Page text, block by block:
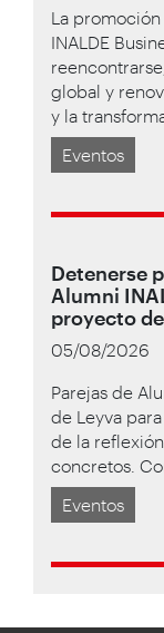
La
INALDE
global y
y la
Eventos
Detenerse
Alumni
proyecto
05/08/2026
Parejas de
de Leyva
de la
concretos.
Eventos